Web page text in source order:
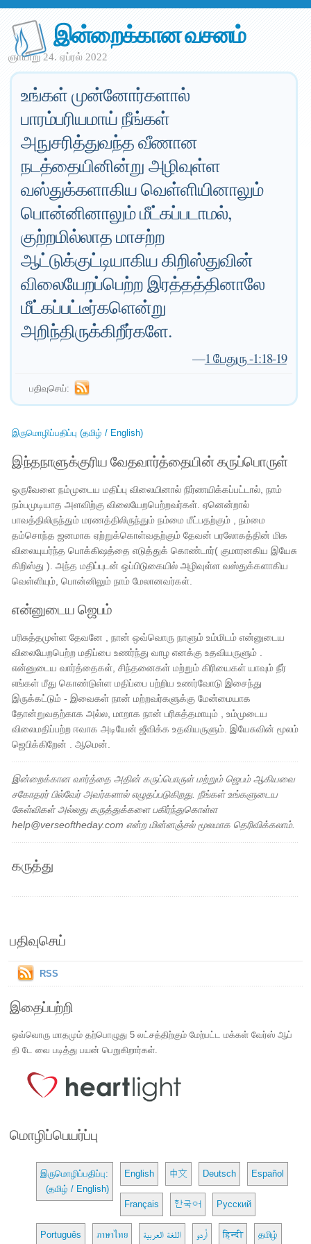
இன்றைக்கான வசனம்
ஞாயிறு 24. ஏப்ரல் 2022
உங்கள் முன்னோர்களால்
பாரம்பரியமாய் நீங்கள்
அநுசரித்துவந்த வீணான
நடத்தையினின்று அழிவுள்ள
வஸ்துக்களாகிய வெள்ளியினாலும்
பொன்னினாலும் மீட்கப்படாமல்,
குற்றமில்லாத மாசற்ற
ஆட்டுக்குட்டியாகிய கிறிஸ்துவின்
விலையேறப்பெற்ற இரத்தத்தினாலே
மீட்கப்பட்டீர்களென்று
அறிந்திருக்கிறீர்களே.
—1 பேதுரு -1:18-19
பதிவுசெய்:
இருமொழிப்பதிப்பு (தமிழ் / English)
இந்தநாளுக்குரிய வேதவார்த்தையின் கருப்பொருள்
ஒருவேளை நம்முடைய மதிப்பு விலையினால் நிர்ணயிக்கப்பட்டால், நாம்
நம்பமுடியாத அளவிற்கு விலையேறபெற்றவர்கள். ஏனென்றால்
பாவத்திலிருந்தும் மரணத்திலிருந்தும் நம்மை மீட்பதற்கும் , நம்மை
தம்சொந்த ஜனமாக ஏற்றுக்கொள்வதற்கும் தேவன் பரலோகத்தின் மிக
விலையுயர்ந்த பொக்கிஷத்தை எடுத்துக் கொண்டார்( குமாரனகிய இயேசு
கிறிஸ்து ). அந்த மதிப்புடன் ஒப்பிடுகையில் அழிவுள்ள வஸ்துக்களாகிய
வெள்ளியும், பொன்னிலும் நாம் மேலானவர்கள்.
என்னுடைய ஜெபம்
பரிசுத்தமுள்ள தேவனே , நான் ஒவ்வொரு நாளும் உம்மிடம் என்னுடைய
விலையேறபெற்ற மதிப்பை உணர்ந்து வாழ எனக்கு உதவியருளும் .
என்னுடைய வார்த்தைகள், சிந்தனைகள் மற்றும் கிரியைகள் யாவும் நீர்
எங்கள் மீது கொண்டுள்ள மதிப்பை பற்றிய உணர்வோடு இசைந்து
இருக்கட்டும் - இவைகள் நான் மற்றவர்களுக்கு மேன்மையாக
தோன்றுவதற்காக அல்ல, மாறாக நான் பரிசுத்தமாயும் , உம்முடைய
விலைமதிப்பற்ற ஈவாக அடியேன் ஜீவிக்க உதவியருளும். இயேசுவின் மூலம்
ஜெபிக்கிறேன் . ஆமென்.
இன்றைக்கான வார்த்தை அதின் கருப்பொருள் மற்றும் ஜெபம் ஆகியவை
சகோதரர் பில்வேர் அவர்களால் எழுதப்படுகிறது. நீங்கள் உங்களுடைய
கேள்விகள் அல்லது கருத்துக்களை பகிர்ந்துகொள்ள
help@verseoftheday.com என்ற மின்னஞ்சல் மூலமாக தெரிவிக்கலாம்.
கருத்து
பதிவுசெய்
RSS
இதைப்பற்றி
ஒவ்வொரு மாதமும் தற்பொழுது 5 லட்சத்திற்கும் மேற்பட்ட மக்கள் வேர்ஸ் ஆப்
தி டே வை படித்து பயன் பெறுகிறார்கள்.
மொழிப்பெயர்ப்பு
இருமொழிப்பதிப்பு:
(தமிழ் / English)
English 中文 Deutsch Español
Français 한국어 Русский
Português ภาษาไทย اللغة العربية اُردو हिन्दी தமிழ்